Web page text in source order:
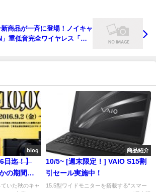
商品が一斉に登場！ノイキャ
重低音完全ワイヤレス「WF-
blog
日迄！】
の期間延
メラキャ
いた秋のキャ
商品紹介
10/5~ [週末限定！] VAIO S15割
引セール実施中！
15.5型ワイドモニターを搭載する“スマー